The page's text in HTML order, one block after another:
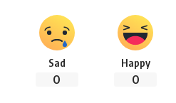
Sad
0
Happy
0